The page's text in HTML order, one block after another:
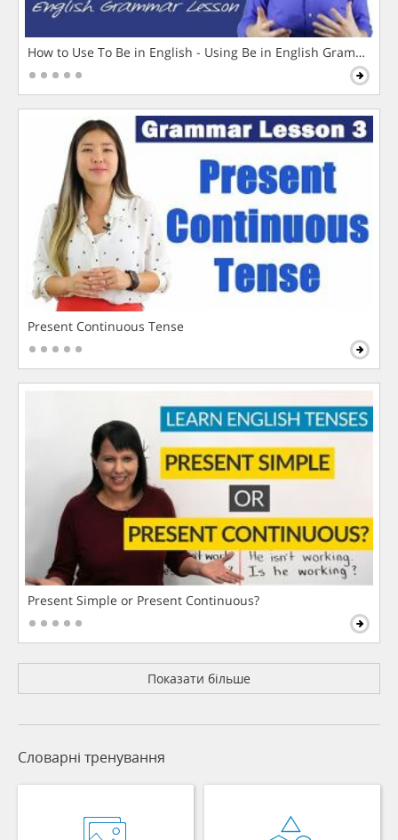
How to Use To Be in English - Using Be in English Grammar
Present Continuous Tense
Present Simple or Present Continuous?
Показати більше
Словарні тренування